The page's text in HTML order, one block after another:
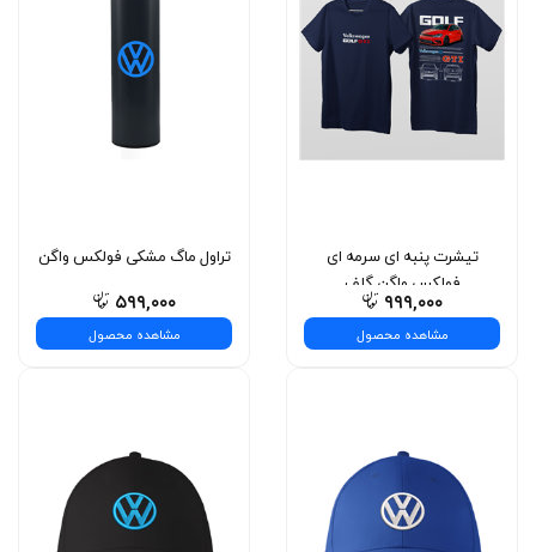
تراول ماگ مشکی فولکس واگن
۵۹۹,۰۰۰
مشاهده محصول
تیشرت پنبه ای سرمه ای
فولکس‌ واگن گلف
۹۹۹,۰۰۰
مشاهده محصول